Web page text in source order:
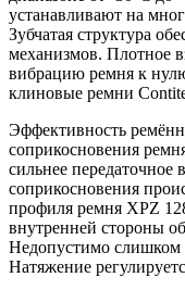
устанавливают на
Зубчатая структура
механизмов. Плотное
вибрацию ремня к
клиновые ремни
Эффективность
соприкосновения
сильнее передаточное
соприкосновения
профиля ремня XPZ
внутренней стороны
Недопустимо слишком
Натяжение